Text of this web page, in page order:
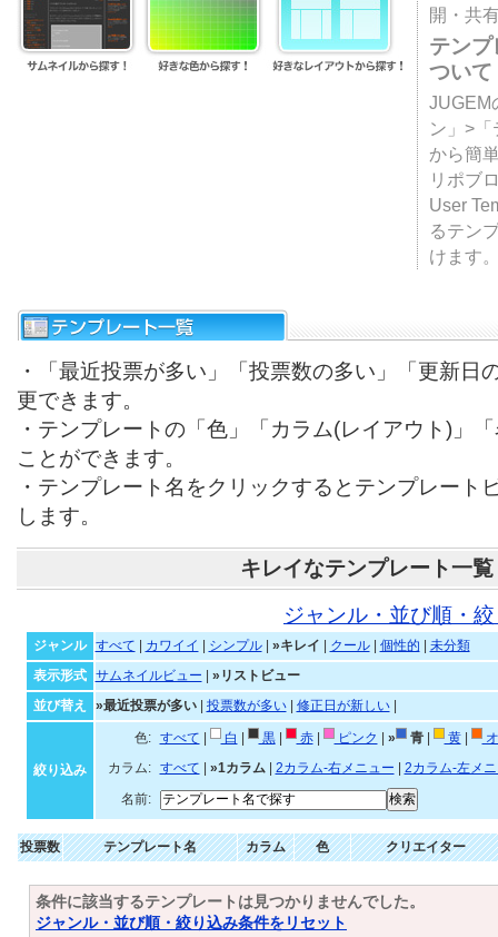
開・共
テン
ついて
JUGEM
ン」>
から簡
リポブ
User
るテン
けます
・「最近投票が多い」「投票数の多い」「更新日
更できます。
・テンプレートの「色」「カラム(レイアウト)」
ことができます。
・テンプレート名をクリックするとテンプレート
します。
キレイなテンプレート一覧
ジャンル・並び順・
ジャンル すべて カワイイ シンプル| »キレイ クール| 個性的
未分類
表示形式
サムネイルビュー
»リストビュー
並び替え
»最近投票が多い| 投票数が多い| 修正日が新しい|
絞り込み
色: すべて 白 黒| 赤| ピンク » 青| 黄|
カラム:
すべて »1カラム| 2カラム-右メニュー
2カラム-左メ
名前:
投票数 テンプレート名 カラム 色 クリエイター
条件に該当するテンプレートは見つかりませんでした。
ジャンル・並び順・絞り込み条件をリセット